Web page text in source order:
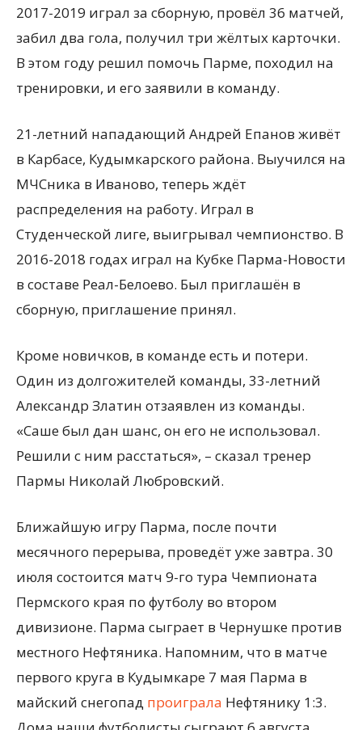
2017-2019 играл за сборную, провёл 36 матчей,
забил два гола, получил три жёлтых карточки.
В этом году решил помочь Парме, походил на
тренировки, и его заявили в команду.
21-летний нападающий Андрей Епанов живёт
в Карбасе, Кудымкарского района. Выучился на
МЧСника в Иваново, теперь ждёт
распределения на работу. Играл в
Студенческой лиге, выигрывал чемпионство. В
2016-2018 годах играл на Кубке Парма-Новости
в составе Реал-Белоево. Был приглашён в
сборную, приглашение принял.
Кроме новичков, в команде есть и потери.
Один из долгожителей команды, 33-летний
Александр Златин отзаявлен из команды.
«Саше был дан шанс, он его не использовал.
Решили с ним расстаться», – сказал тренер
Пармы Николай Любровский.
Ближайшую игру Парма, после почти
месячного перерыва, проведёт уже завтра. 30
июля состоится матч 9-го тура Чемпионата
Пермского края по футболу во втором
дивизионе. Парма сыграет в Чернушке против
местного Нефтяника. Напомним, что в матче
первого круга в Кудымкаре 7 мая Парма в
майский снегопад проиграла Нефтянику 1:3.